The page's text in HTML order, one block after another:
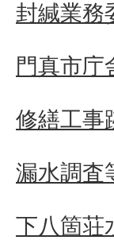
封緘業務
門真市庁
修繕工事
漏水調査
下八箇荘